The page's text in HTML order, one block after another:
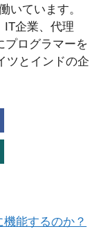
いています。
IT企業、代理
プログラマーを
ツとインドの企
能するのか？